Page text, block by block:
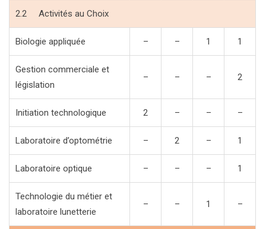
2.2 Activités au Choix
Biologie appliquée – – 1 1
Gestion commerciale et
législation
– – – 2
Initiation technologique 2 – – –
Laboratoire d’optométrie – 2 – 1
Laboratoire optique – – – 1
Technologie du métier et
laboratoire lunetterie
– – 1 –